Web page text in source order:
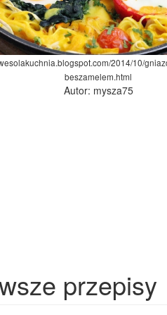
2014/10/
beszamelem.html
Autor: mysza75
przepisy